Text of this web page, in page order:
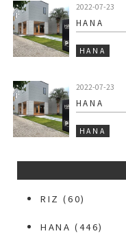
2022-07-23
HANA
HANA
2022-07-23
HANA
HANA
RIZ (60)
HANA (446)